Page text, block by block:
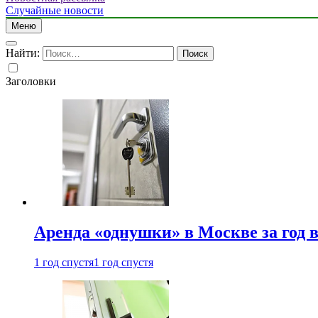
Случайные новости
Меню
Найти:
Заголовки
Аренда «однушки» в Москве за год
1 год спустя1 год спустя